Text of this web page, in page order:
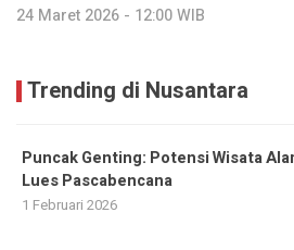
24 Maret 2026 - 12:00 WIB
Trending di Nusantara
Puncak Genting: Potensi Wisata
Lues Pascabencana
1 Februari 2026